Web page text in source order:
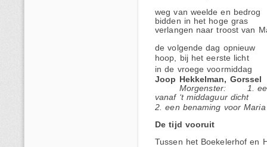
weg van weelde en bedrog
bidden in het hoge gras
verlangen naar troost van
de volgende dag opnieuw
hoop, bij het eerste licht
in de vroege voormiddag
Joop Hekkelman, Gorssel
Morgenster: 1. een
vanaf ‘t middaguur dicht
2. een benaming voor Maria
De tijd vooruit
Tussen het Boekelerhof en